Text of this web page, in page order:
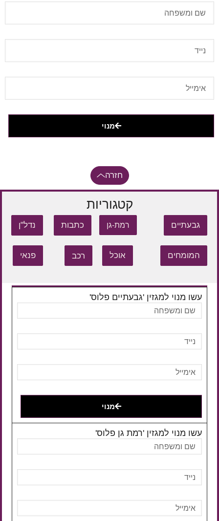
מנוי
חזרה
קטגוריות
גבעתיים רמת-גן כתבות נדל"ן
המומחים אוכל רכב פנאי
עשו מנוי למגזין 'גבעתיים פלוס'
מנוי
עשו מנוי למגזין 'רמת גן פלוס'